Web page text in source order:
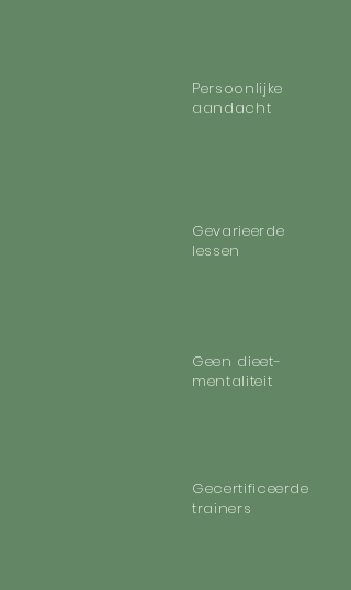
Persoonlijke
aandacht
Gevarieerde
lessen
Geen dieet-
mentaliteit
Gecertificeerde
trainers